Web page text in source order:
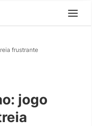
frustrante
jogo